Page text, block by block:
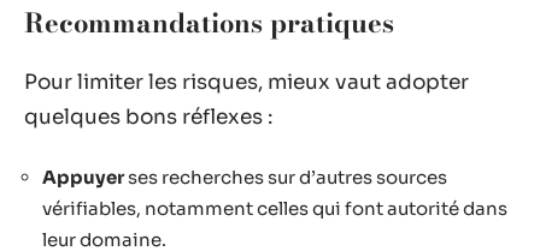
Recommandations pratiques
Pour limiter les risques, mieux vaut adopter
quelques bons réflexes :
Appuyerses recherches sur d’autres sources
vérifiables, notamment celles qui font autorité dans
leur domaine.